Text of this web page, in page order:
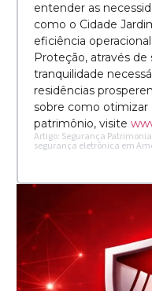
entender as
como o Cidade
eficiência
Proteção, através de
tranquilidade
residências
sobre como otimizar
patrimônio, visite
Artigo: Segurança
segurança eletrônica em